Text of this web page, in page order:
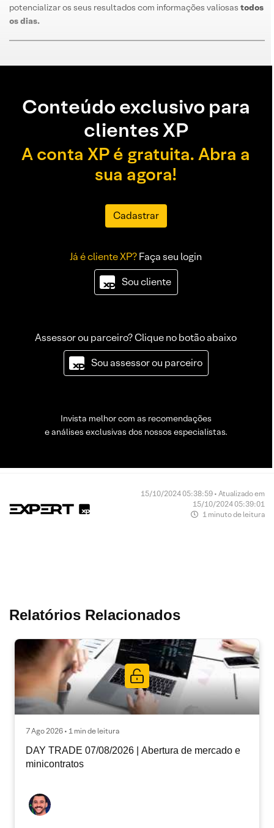
potencializar os seus resultados com informações valiosas todos
os dias.
Conteúdo exclusivo para
clientes XP
A conta XP é gratuita. Abra a
sua agora!
Cadastrar
Já é cliente XP?Faça seu login
Sou cliente
Assessor ou parceiro? Clique no botão abaixo
Sou assessor ou parceiro
Invista melhor com as recomendações
e análises exclusivas dos nossos especialistas.
15/10/2024 05:38:59 • Atualizado em
15/10/2024 05:39:01
1 minuto de leitura
Relatórios Relacionados
7 Ago 2026 • 1 min de leitura
DAY TRADE 07/08/2026 | Abertura de mercado e
minicontratos